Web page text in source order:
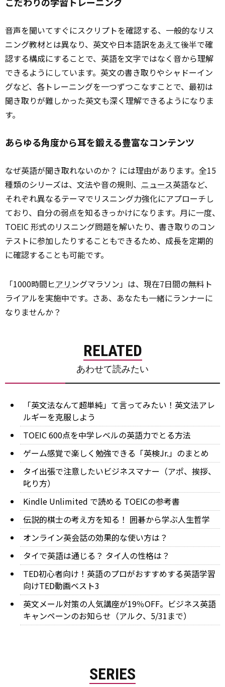
音声を聞いてすぐにスクリプトを確認する、一般的なリス
ニング教材とは異なり、英文や日本語訳をあえて後半で確
認する構成にすることで、英語を文字ではなく音から理解
できるようにしています。英文の書き取りやシャドーイン
グなど、各トレーニングを一つずつこなすことで、最初は
聞き取りが難しかった英文も深く理解できるようになりま
す。
あらゆる角度から耳を鍛える豊富なコンテンツ
なぜ英語が聞き取れないのか？ には理由があります。全15
種類のシリーズは、文法や音の規則、 ニュース英語など、
それぞれ異なるテーマでリスニング力強化にアプローチし
ており、自分の弱点を知るきっかけになります。月に一度、
TOEIC 形式のリスニング問題を解いたり、書き取りのコン
テストに参加したりすることもできるため、成長を定期的
に確認することも可能です。
「1000時間ヒアリ ングマラソン」は、現在7日間の無料ト
ライアルを実施中です。さあ、あなたも一緒にランナーに
なりませんか？
RELATED
あわせて読みたい
「英文法なんて超単純」て言ってみたい！英文法アレ
ルギーを克服しよう
TOEIC 600点を中学レベルの英語力でとる方法
ゲーム感覚で楽しく勉強できる「英検Jr.」のまとめ
タイ出張で注意したいビジネスマナー（アポ、挨拶、
叱り方）
Kindle Unlimited で読める TOEICの参考書
伝説的棋士の考え方を知る！ 囲碁から学ぶ人生哲学
オンライン英会話の効果的な使い方は？
タイで英語は通じる？ タイ人の性格は？
TED初心者向け！英語のプロがおすすめする英語学習
向けTED動画ベスト3
英文メール対策の人気講座が19％OFF。ビジネス英語
キャンペーンのお知らせ（アルク、5/31まで）
SERIES